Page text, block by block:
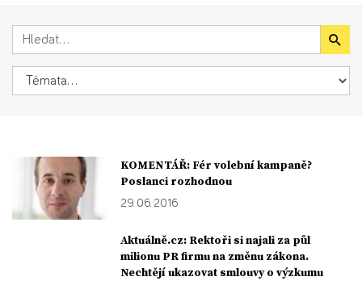
KOMENTÁŘ: Fér volební kampaně?
Poslanci rozhodnou
29. 06. 2016
Aktuálně.cz: Rektoři si najali za půl
milionu PR firmu na změnu zákona.
Nechtějí ukazovat smlouvy o výzkumu